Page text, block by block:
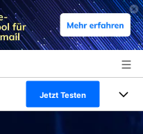
Jetzt Testen